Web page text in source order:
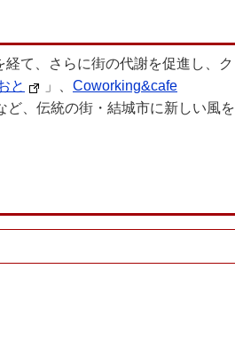
て、さらに街の代謝を促進し、ク
と 」、 Coworking&cafe
ど、伝統の街・結城市に新しい風を